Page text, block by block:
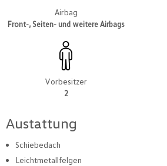
Airbag
Front-, Seiten- und weitere Airbags
Vorbesitzer
2
Austattung
Schiebedach
Leichtmetallfelgen